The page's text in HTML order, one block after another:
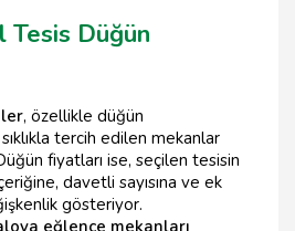
Tesis Düğün
, özellikle düğün
tercih edilen mekanlar
fiyatları ise, seçilen tesisin
davetli sayısına ve ek
gösteriyor.
eğlence mekanları